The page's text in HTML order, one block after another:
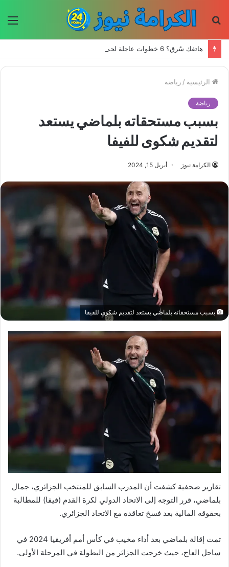
هاتفك سُرق؟ 6 خطوات عاجلة لحماية حساباتك وبياناتك
الرئيسية / رياضة
رياضة
بسبب مستحقاته بلماضي يستعد
لتقديم شكوى للفيفا
الكرامة نيوز أبريل 15, 2024
بسبب مستحقاته بلماضي يستعد لتقديم شكوى للفيفا
تقارير صحفية كشفت أن المدرب السابق للمنتخب الجزائري، جمال
بلماضي، قرر التوجه إلى الاتحاد الدولي لكرة القدم (فيفا) للمطالبة
بحقوقه المالية بعد فسخ تعاقده مع الاتحاد الجزائري.
تمت إقالة بلماضي بعد أداء مخيب في كأس أمم أفريقيا 2024 في
ساحل العاج، حيث خرجت الجزائر من البطولة في المرحلة الأولى.